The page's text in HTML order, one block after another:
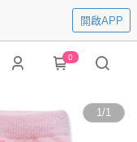
開啟APP
0
1/1